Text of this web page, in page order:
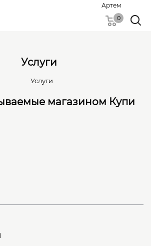
Артем
0
Услуги
Услуги
магазином Купи